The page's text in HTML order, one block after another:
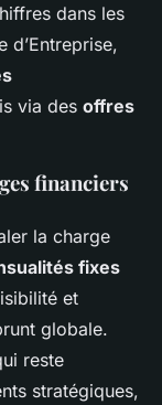
dans les
d’Entreprise,
via des offres
financiers
la charge
fixes
et
globale.
reste
stratégiques,